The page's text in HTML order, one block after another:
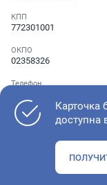
КПП
772301001
ОКПО
02358326
Телефон
Как оценить
Карточка
доступна